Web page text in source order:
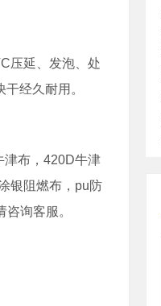
压延、发泡、处
经久耐用。
津布，420D牛津
银阻燃布，pu防
询客服。